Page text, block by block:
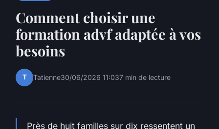
Comment choisir une
formation advf adaptée à vos
besoins
T Tatienne30/06/2026 11:037 min de lecture
Près de huit familles sur dix ressentent un